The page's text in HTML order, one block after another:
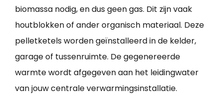
biomassa nodig, en dus geen gas. Dit zijn vaak
houtblokken of ander organisch materiaal. Deze
pelletketels worden geïnstalleerd in de kelder,
garage of tussenruimte. De gegenereerde
warmte wordt afgegeven aan het leidingwater
van jouw centrale verwarmingsinstallatie.